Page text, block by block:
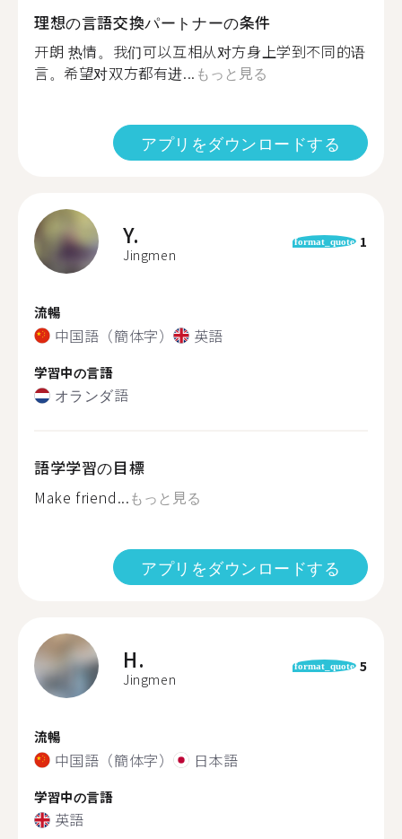
理想の言語交換パートナーの条件
开朗 热情。我们可以互相从对方身上学到不同的语
言。希望对双方都有进... もっと見る
アプリをダウンロードする
Y.
Jingmen
format_quote 1
流暢
中国語（簡体字） 英語
学習中の言語
オランダ語
語学学習の目標
Make friend...もっと見る
アプリをダウンロードする
H.
Jingmen
format_quote 5
流暢
中国語（簡体字） 日本語
学習中の言語
英語